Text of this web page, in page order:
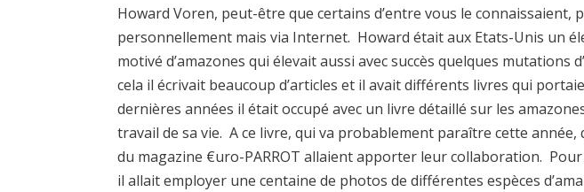
Howard Voren, peut-être que certains d’entre vous le connaissaient,
personnellement mais via Internet. Howard était aux Etats-Unis un
motivé d’amazones qui élevait aussi avec succès quelques mutations
cela il écrivait beaucoup d’articles et il avait différents livres qui
dernières années il était occupé avec un livre détaillé sur les
travail de sa vie. A ce livre, qui va probablement paraître cette
du magazine €uro-PARROT allaient apporter leur collaboration.
il allait employer une centaine de photos de différentes espèces